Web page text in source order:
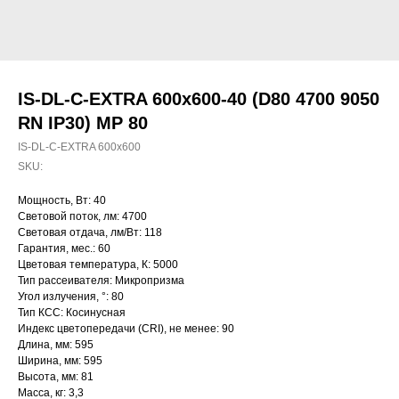
IS-DL-C-EXTRA 600x600-40 (D80 4700 9050
RN IP30) MP 80
IS-DL-C-EXTRA 600x600
SKU:
Мощность, Вт: 40
Световой поток, лм: 4700
Световая отдача, лм/Вт: 118
Гарантия, мес.: 60
Цветовая температура, К: 5000
Тип рассеивателя: Микропризма
Угол излучения, °: 80
Тип КСС: Косинусная
Индекс цветопередачи (CRI), не менее: 90
Длина, мм: 595
Ширина, мм: 595
Высота, мм: 81
Масса, кг: 3,3